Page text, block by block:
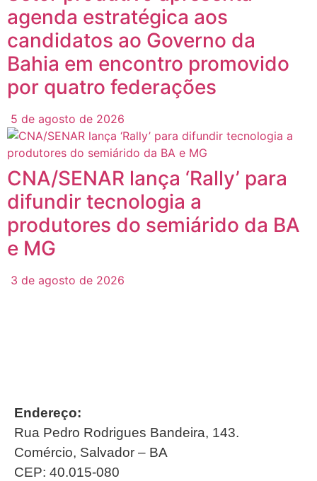
agenda estratégica aos
candidatos ao Governo da
Bahia em encontro promovido
por quatro federações
5 de agosto de 2026
CNA/SENAR lança ‘Rally’ para
difundir tecnologia a
produtores do semiárido da BA
e MG
3 de agosto de 2026
Endereço:
Rua Pedro Rodrigues Bandeira, 143.
Comércio, Salvador – BA
CEP: 40.015-080